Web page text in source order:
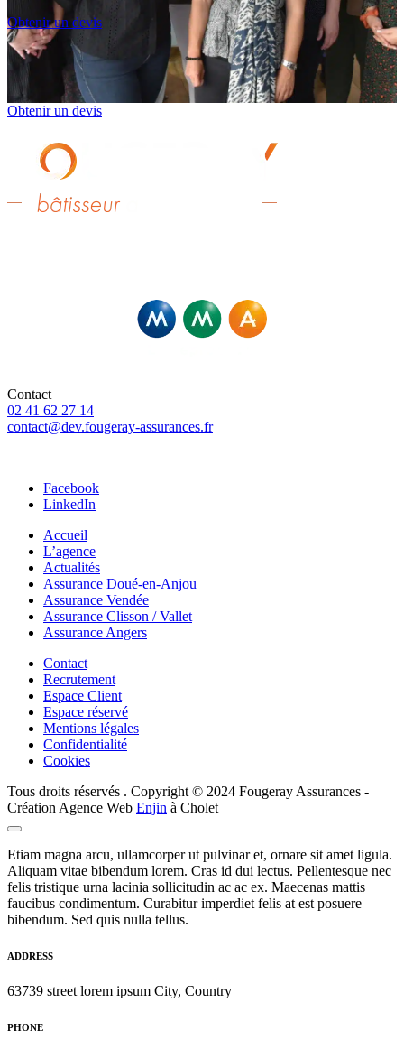
Obtenir un devis
Obtenir un devis
Contact
02 41 62 27 14
contact@dev.fougeray-assurances.fr
Facebook
LinkedIn
Accueil
L’agence
Actualités
Assurance Doué-en-Anjou
Assurance Vendée
Assurance Clisson / Vallet
Assurance Angers
Contact
Recrutement
Espace Client
Espace réservé
Mentions légales
Confidentialité
Cookies
Tous droits réservés . Copyright © 2024 Fougeray Assurances -
Création Agence Web Enjin à Cholet
Etiam magna arcu, ullamcorper ut pulvinar et, ornare sit amet ligula.
Aliquam vitae bibendum lorem. Cras id dui lectus. Pellentesque nec
felis tristique urna lacinia sollicitudin ac ac ex. Maecenas mattis
faucibus condimentum. Curabitur imperdiet felis at est posuere
bibendum. Sed quis nulla tellus.
ADDRESS
63739 street lorem ipsum City, Country
PHONE